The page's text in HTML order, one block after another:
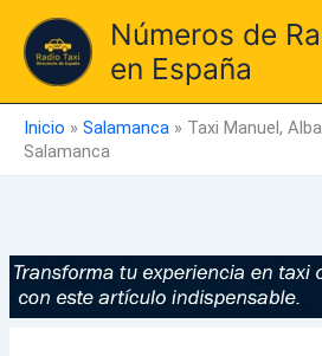
contenido
Números de
en España
Inicio » Salamanca » Taxi Manuel,
Salamanca